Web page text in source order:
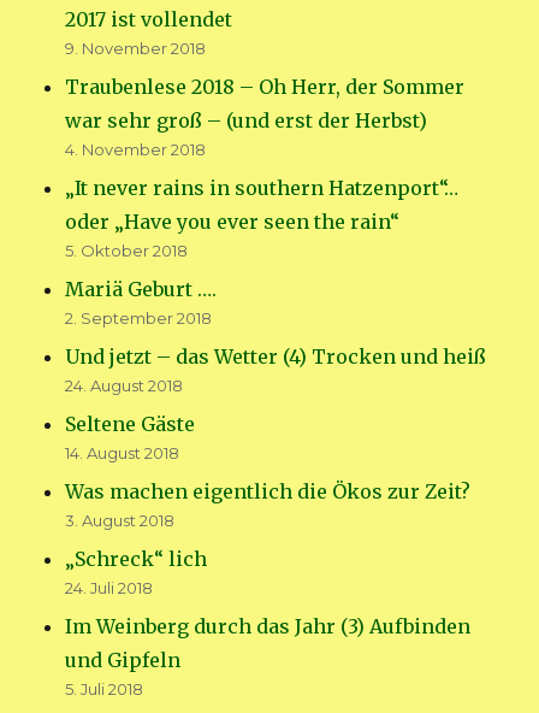
2017 ist vollendet
9. November 2018
Traubenlese 2018 – Oh Herr, der Sommer
war sehr groß – (und erst der Herbst)
4. November 2018
„It never rains in southern Hatzenport“…
oder „Have you ever seen the rain“
5. Oktober 2018
Mariä Geburt ….
2. September 2018
Und jetzt – das Wetter (4) Trocken und heiß
24. August 2018
Seltene Gäste
14. August 2018
Was machen eigentlich die Ökos zur Zeit?
3. August 2018
„Schreck“ lich
24. Juli 2018
Im Weinberg durch das Jahr (3) Aufbinden
und Gipfeln
5. Juli 2018